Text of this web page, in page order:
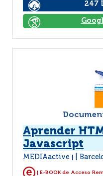
247
Aprender
Javascript
MEDIAactive
| E-BOOK de Acceso